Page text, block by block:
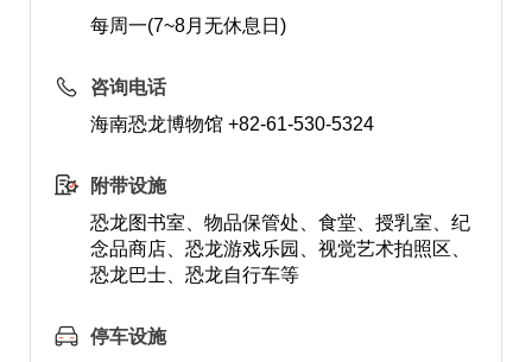
每周一(7~8月无休息日)
咨询电话
海南恐龙博物馆 +82-61-530-5324
附带设施
恐龙图书室、物品保管处、食堂、授乳室、纪
念品商店、恐龙游戏乐园、视觉艺术拍照区、
恐龙巴士、恐龙自行车等
停车设施